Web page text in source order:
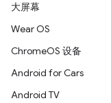
大屏幕
Wear OS
ChromeOS 设备
Android for Cars
Android TV